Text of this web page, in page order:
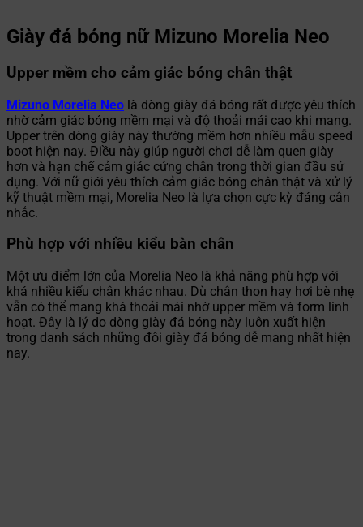
Giày đá bóng nữ Mizuno Morelia Neo
Upper mềm cho cảm giác bóng chân thật
Mizuno Morelia Neo là dòng giày đá bóng rất được yêu thích
nhờ cảm giác bóng mềm mại và độ thoải mái cao khi mang.
Upper trên dòng giày này thường mềm hơn nhiều mẫu speed
boot hiện nay. Điều này giúp người chơi dễ làm quen giày
hơn và hạn chế cảm giác cứng chân trong thời gian đầu sử
dụng. Với nữ giới yêu thích cảm giác bóng chân thật và xử lý
kỹ thuật mềm mại, Morelia Neo là lựa chọn cực kỳ đáng cân
nhắc.
Phù hợp với nhiều kiểu bàn chân
Một ưu điểm lớn của Morelia Neo là khả năng phù hợp với
khá nhiều kiểu chân khác nhau. Dù chân thon hay hơi bè nhẹ
vẫn có thể mang khá thoải mái nhờ upper mềm và form linh
hoạt. Đây là lý do dòng giày đá bóng này luôn xuất hiện
trong danh sách những đôi giày đá bóng dễ mang nhất hiện
nay.